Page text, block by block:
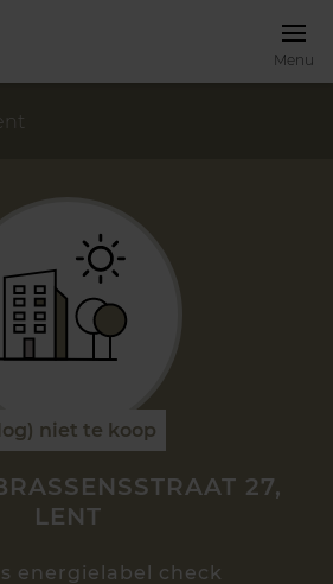
Menu
niet te koop
27,
LENT
energielabel check